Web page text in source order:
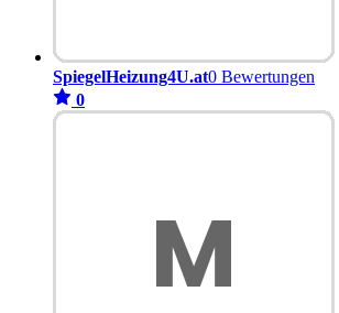
SpiegelHeizung4U.at0 Bewertungen
0